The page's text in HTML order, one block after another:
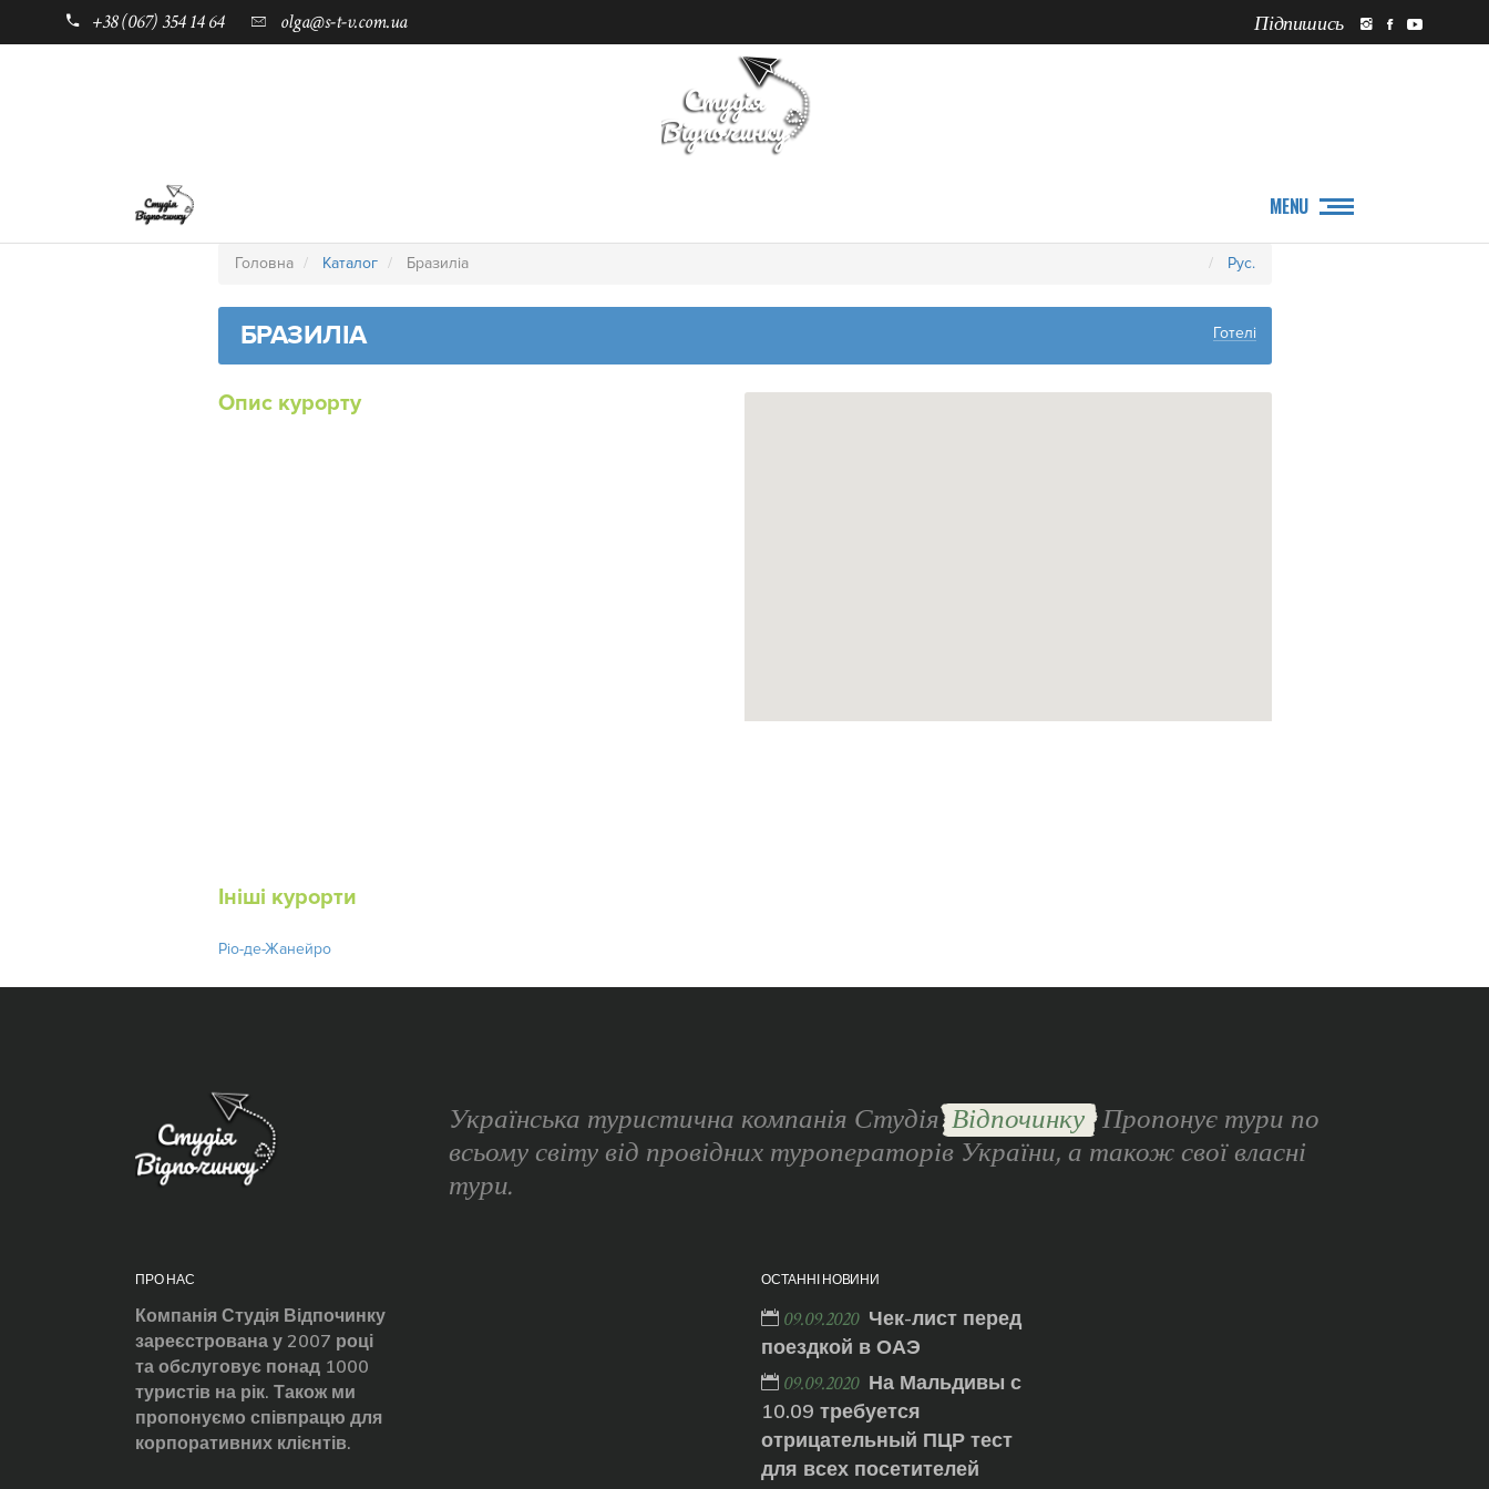
+38 (067) 354 14 64 olga@s-t-v.com.ua Підпишись
MENU
Головна Каталог Бразиліа Рус.
БРАЗИЛІА Готелі
Опис курорту
Ініші курорти
Ріо-де-Жанейро
Українська туристична компанія СтудіяВідпочинку Пропонує тури по
всьому світу від провідних туроператорів України, а також свої власні
тури.
ПРО НАС
Компанія Студія Відпочинку
зареєстрована у 2007 році
та обслуговує понад 1000
туристів на рік. Також ми
пропонуємо співпрацю для
корпоративних клієнтів.
ОСТАННІ НОВИНИ
09.09.2020 Чек-лист перед
поездкой в ОАЭ
09.09.2020 На Мальдивы с
10.09 требуется
отрицательный ПЦР тест
для всех посетителей